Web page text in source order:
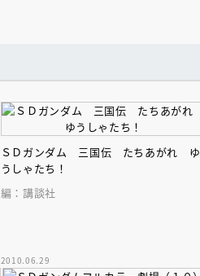
ＳＤガンダム 三国伝 たちあがれ ゆ
うしゃたち！
編：講談社
2010.06.29
えほん通信